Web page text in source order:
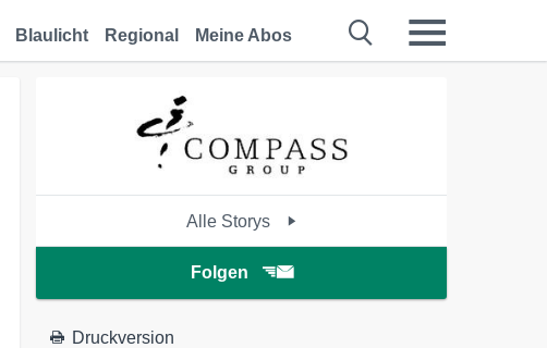
Blaulicht Regional Meine Abos
Alle Storys
Folgen
Druckversion